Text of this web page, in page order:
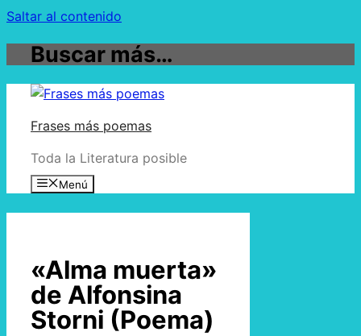
Saltar al contenido
Buscar más…
Frases más poemas
Toda la Literatura posible
Menú
«Alma muerta»
de Alfonsina
Storni (Poema)